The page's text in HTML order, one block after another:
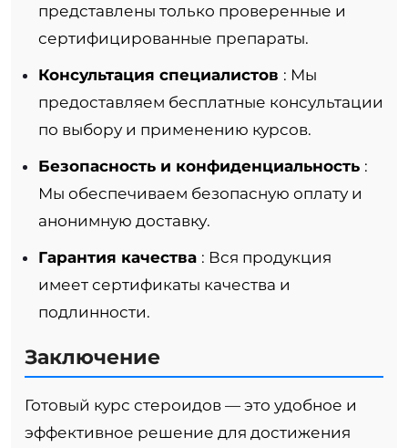
представлены только проверенные и
сертифицированные препараты.
Консультация специалистов : Мы
предоставляем бесплатные консультации
по выбору и применению курсов.
Безопасность и конфиденциальность :
Мы обеспечиваем безопасную оплату и
анонимную доставку.
Гарантия качества : Вся продукция
имеет сертификаты качества и
подлинности.
Заключение
Готовый курс стероидов — это удобное и
эффективное решение для достижения